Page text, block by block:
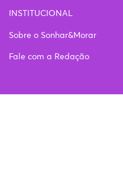
INSTITUCIONAL
Sobre o Sonhar&Morar
Fale com a Redação